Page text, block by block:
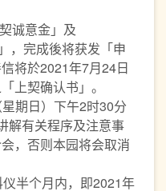
诚意金」及
，完成後将获发「申
将於2021年7月24日
上契确认书」。
期日）下午2时30分
解有关程序及注意事
，否则本园将会取消
半个月内，即2021年